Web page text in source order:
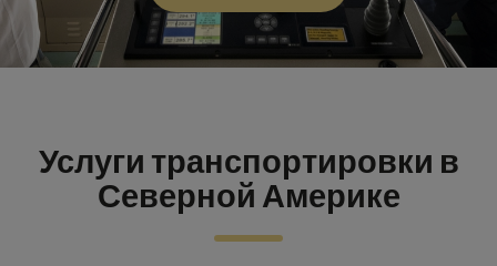
Услуги транспортировки в
Северной Америке